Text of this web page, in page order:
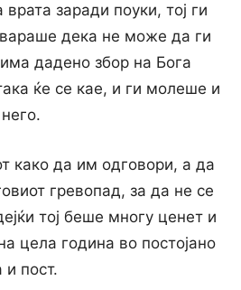
заради поуки, тој ги
дека не може да ги
дадено збор на Бога
ќе се кае, и ги молеше и
како да им одговори, а да
гревопад, за да не се
тој беше многу ценет и
цела година во постојано
и пост.